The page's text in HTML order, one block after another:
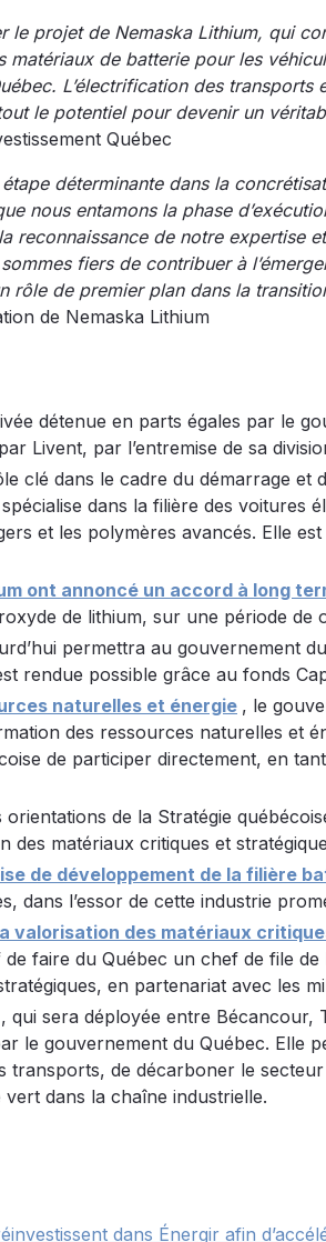
le projet de Nemaska Lithium, qui
de batterie pour les
L’électrification des transports
le potentiel pour devenir un
Québec
déterminante dans la
nous entamons la phase
reconnaissance de notre expertise
fiers de contribuer à
rôle de premier plan dans la
de Nemaska Lithium
détenue en parts égales par le
Livent, par l’entremise de sa
clé dans le cadre du démarrage et
dans la filière des voitures
et les polymères avancés. Elle
ont annoncé un accord à long
de lithium, sur une période de
permettra au gouvernement
rendue possible grâce au fonds
naturelles et énergie , le
des ressources naturelles et
de participer directement, en
de la Stratégie
matériaux critiques et
de développement de la filière
dans l’essor de cette industrie
valorisation des matériaux
de faire du Québec un chef de file
en partenariat avec les
, qui sera déployée entre Bécancour,
le gouvernement du Québec. Elle
transports, de décarboner le
vert dans la chaîne industrielle.
dans Énergir afin